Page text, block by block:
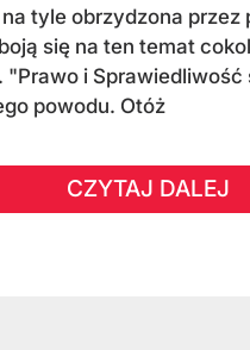
na tyle obrzydzona przez
się na ten temat
"Prawo i Sprawiedliwość
powodu. Otóż
CZYTAJ DALEJ